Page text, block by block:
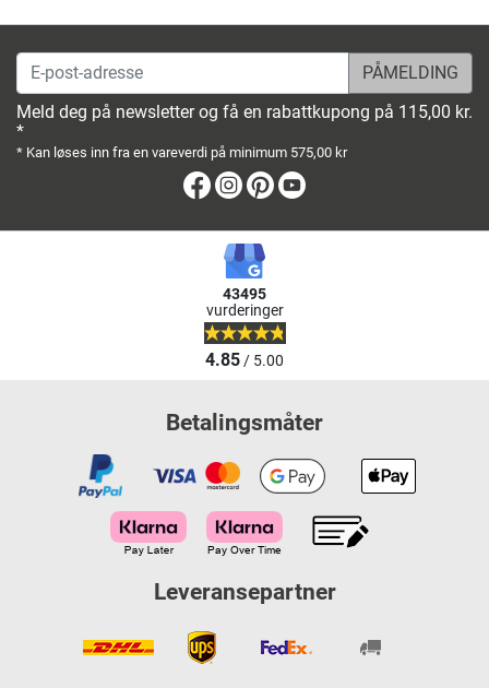
E-post-adresse
Meld deg på newsletter og få en rabattkupong på 115,00 kr.
*
* Kan løses inn fra en vareverdi på minimum 575,00 kr
Facebook
Instagram
Pinterest
43495
vurderinger
4.85/ 5.00
Betalingsmåter
Leveransepartner